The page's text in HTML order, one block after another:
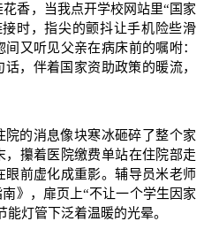
香，当我点开学校网站里“国家
时，指尖的颤抖让手机险些滑
又听见父亲在病床前的嘱咐：
，伴着国家资助政策的暖流，
院的消息像块寒冰砸碎了整个家
攥着医院缴费单站在住院部走
前虚化成重影。辅导员米老师
》，扉页上“不让一个学生因家
灯管下泛着温暖的光晕。